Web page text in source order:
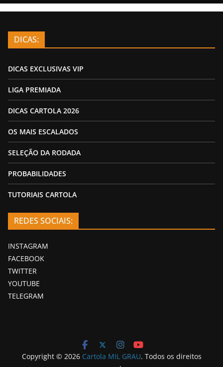
DICAS:
DICAS EXCLUSIVAS VIP
LIGA PREMIADA
DICAS CARTOLA 2026
OS MAIS ESCALADOS
SELEÇÃO DA RODADA
PROBABILIDADES
TUTORIAIS CARTOLA
REDES SOCIAIS:
INSTAGRAM
FACEBOOK
TWITTER
YOUTUBE
TELEGRAM
Copyright © 2026 Cartola MIL GRAU. Todos os direitos